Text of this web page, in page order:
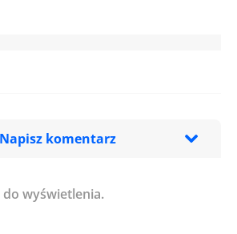
Napisz komentarz
wyświetlenia.